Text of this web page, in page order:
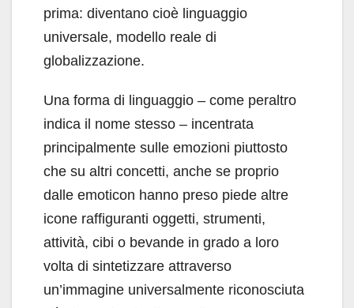
prima: diventano cioè linguaggio
universale, modello reale di
globalizzazione.
Una forma di linguaggio – come peraltro
indica il nome stesso – incentrata
principalmente sulle emozioni piuttosto
che su altri concetti, anche se proprio
dalle emoticon hanno preso piede altre
icone raffiguranti oggetti, strumenti,
attività, cibi o bevande in grado a loro
volta di sintetizzare attraverso
un’immagine universalmente riconosciuta